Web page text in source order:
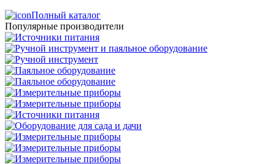
Полный каталог
Популярные производители